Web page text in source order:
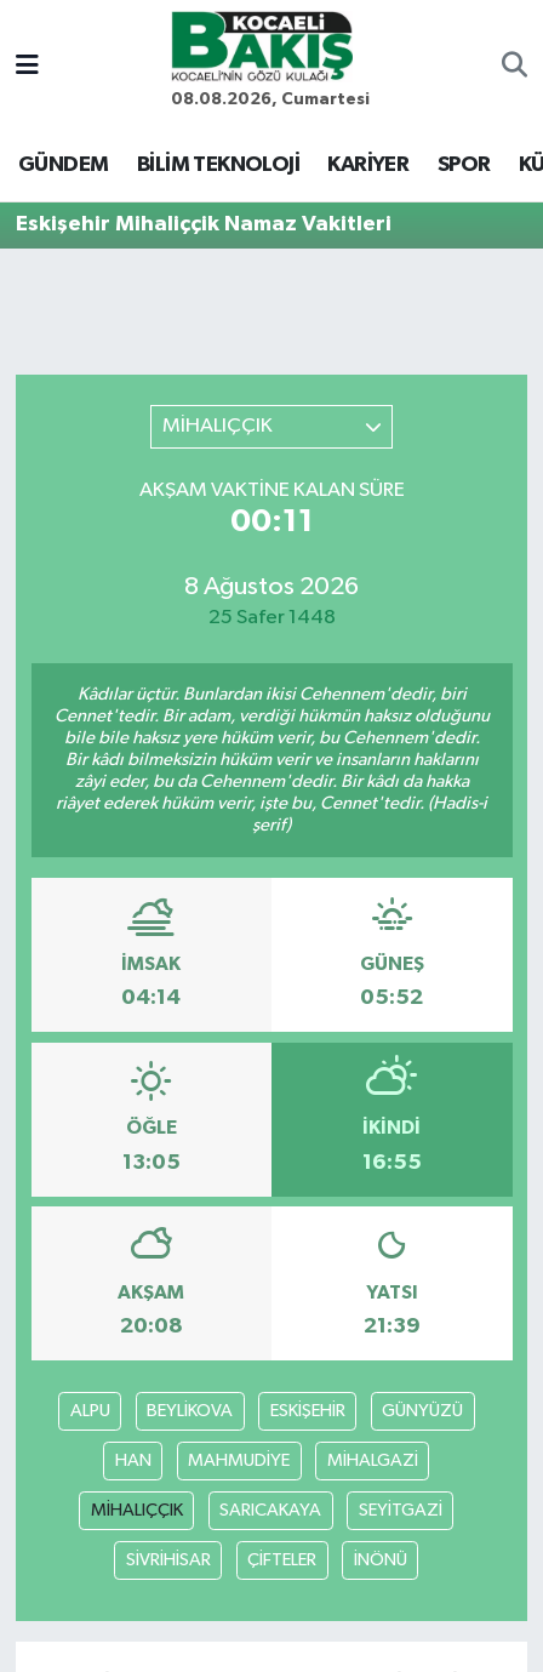
08.08.2026, Cumartesi
GÜNDEM BİLİM TEKNOLOJİ KARİYER SPOR
Eskişehir Mihaliççik Namaz Vakitleri
MİHALIÇÇIK
AKŞAM VAKTINE KALAN SÜRE
00:11
8 Ağustos 2026
25 Safer 1448
Kâdılar üçtür. Bunlardan ikisi Cehennem'dedir, biri
Cennet'tedir. Bir adam, verdiği hükmün haksız olduğunu
bile bile haksız yere hüküm verir, bu Cehennem'dedir.
Bir kâdı bilmeksizin hüküm verir ve insanların haklarını
zâyi eder, bu da Cehennem'dedir. Bir kâdı da hakka
riâyet ederek hüküm verir, işte bu, Cennet'tedir. (Hadis-i
şerif)
İMSAK
04:14
GÜNEŞ
05:52
ÖĞLE
13:05
İKINDI
16:55
AKŞAM
20:08
YATSI
21:39
ALPU BEYLİKOVA ESKİŞEHİR GÜNYÜZÜ
HAN MAHMUDİYE MİHALGAZİ
MİHALIÇÇIK SARICAKAYA SEYİTGAZİ
SİVRİHİSAR ÇİFTELER İNÖNÜ
Kocaeli Nöbetçi Eczaneler
Kocaeli Hava Durumu
Kocaeli Trafik Yoğunluk Haritası
Son Dakika Haberleri